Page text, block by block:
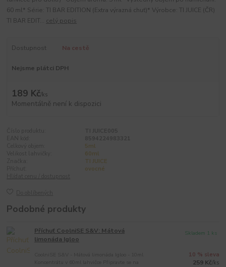
60 ml* Série: TI BAR EDITION (Extra výrazná chuť)* Výrobce: TI JUICE (ČR)
TI BAR EDIT... celý popis
Dostupnost Na cestě
Nejsme plátci DPH
189 Kč/ks
Momentálně není k dispozici
5ml
60ml
TI JUICE
ovocné
Podobné produkty
Příchuť CoolniSE S&V: Mátová
limonáda Igloo
10 % sleva
259 Kč/ks
Skladem 1 ks